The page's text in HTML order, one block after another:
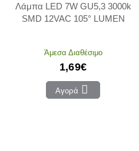
Λάμπα LED 7W GU5,3 3000k
SMD 12VAC 105° LUMEN
Άμεσα Διαθέσιμο
1,69€
Αγορά